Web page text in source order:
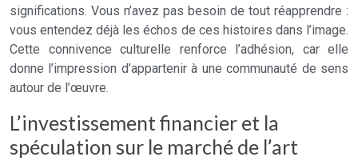
significations. Vous n’avez pas besoin de tout réapprendre :
vous entendez déjà les échos de ces histoires dans l’image.
Cette connivence culturelle renforce l’adhésion, car elle
donne l’impression d’appartenir à une communauté de sens
autour de l’œuvre.
L’investissement financier et la
spéculation sur le marché de l’art